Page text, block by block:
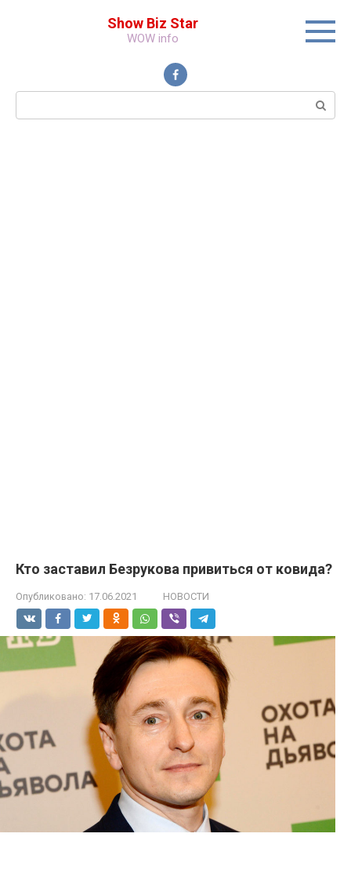
Show Biz Star
WOW info
Поиск:
Кто заставил Безрукова привиться от ковида?
Опубликовано: 17.06.2021 НОВОСТИ